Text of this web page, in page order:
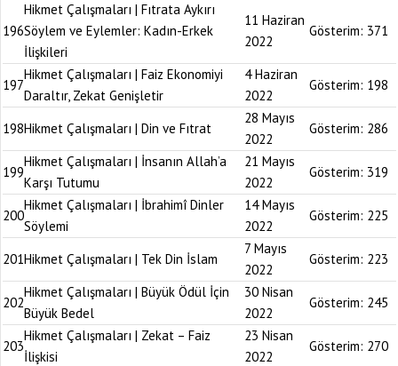
196
Hikmet Çalışmaları | Fıtrata Aykırı
Söylem ve Eylemler: Kadın-Erkek
İlişkileri
11 Haziran
2022
Gösterim: 371
197
Hikmet Çalışmaları | Faiz Ekonomiyi
Daraltır, Zekat Genişletir
4 Haziran
2022
Gösterim: 198
198Hikmet Çalışmaları | Din ve Fıtrat
28 Mayıs
2022
Gösterim: 286
199
Hikmet Çalışmaları | İnsanın Allah’a
Karşı Tutumu
21 Mayıs
2022
Gösterim: 319
200
Hikmet Çalışmaları | İbrahimî Dinler
Söylemi
14 Mayıs
2022
Gösterim: 225
201Hikmet Çalışmaları | Tek Din İslam
7 Mayıs
2022
Gösterim: 223
202
Hikmet Çalışmaları | Büyük Ödül İçin
Büyük Bedel
30 Nisan
2022
Gösterim: 245
203
Hikmet Çalışmaları | Zekat – Faiz
İlişkisi
23 Nisan
2022
Gösterim: 270